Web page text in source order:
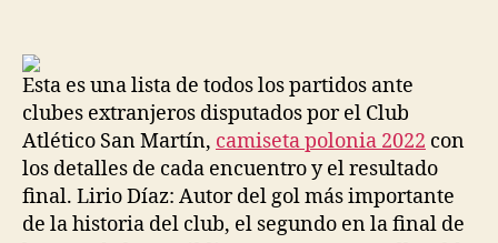
Esta es una lista de todos los partidos ante
clubes extranjeros disputados por el Club
Atlético San Martín, camiseta polonia 2022 con
los detalles de cada encuentro y el resultado
final. Lirio Díaz: Autor del gol más importante
de la historia del club, el segundo en la final de